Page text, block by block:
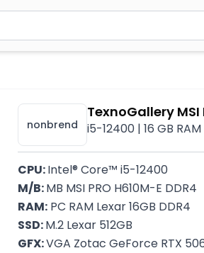
üçün Enter düyməsini
nonbrend
TexnoGallery
i5-12400 | 16 GB
CPU: Intel® Core™ i5-12400
M/B: MB MSI PRO H610M-E DDR4
RAM: PC RAM Lexar 16GB DDR4
SSD: M.2 Lexar 512GB
GFX: VGA Zotac GeForce RTX